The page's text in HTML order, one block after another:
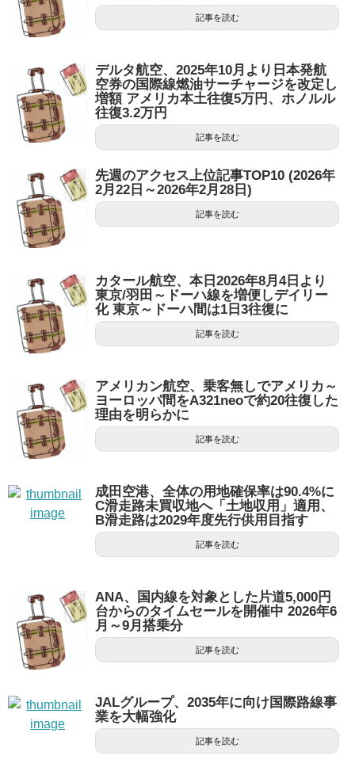
記事を読む
デルタ航空、2025年10月より日本発航
空券の国際線燃油サーチャージを改定し
増額 アメリカ本土往復5万円、ホノルル
往復3.2万円
記事を読む
先週のアクセス上位記事TOP10 (2026年
2月22日～2026年2月28日)
記事を読む
カタール航空、本日2026年8月4日より
東京/羽田～ドーハ線を増便しデイリー
化 東京～ドーハ間は1日3往復に
記事を読む
アメリカン航空、乗客無しでアメリカ～
ヨーロッパ間をA321neoで約20往復した
理由を明らかに
記事を読む
成田空港、全体の用地確保率は90.4%に
C滑走路未買収地へ「土地収用」適用、
B滑走路は2029年度先行供用目指す
記事を読む
ANA、国内線を対象とした片道5,000円
台からのタイムセールを開催中 2026年6
月～9月搭乗分
記事を読む
JALグループ、2035年に向け国際路線事
業を大幅強化
記事を読む